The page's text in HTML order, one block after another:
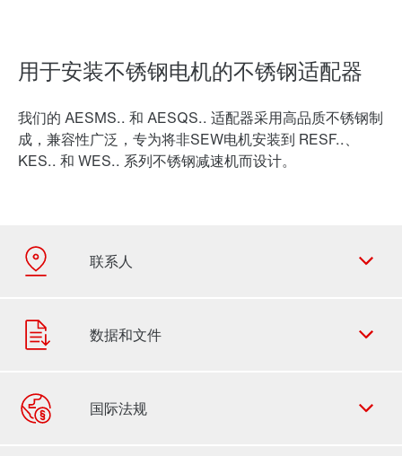
用于安装不锈钢电机的不锈钢适配器
我们的 AESMS.. 和 AESQS.. 适配器采用高品质不锈钢制
成，兼容性广泛，专为将非SEW电机安装到 RESF..、
KES.. 和 WES.. 系列不锈钢减速机而设计。